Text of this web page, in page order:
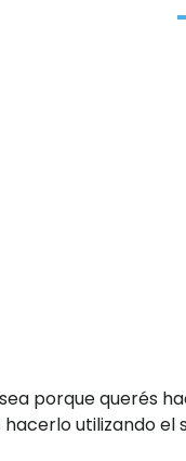
porque querés
hacerlo utilizando